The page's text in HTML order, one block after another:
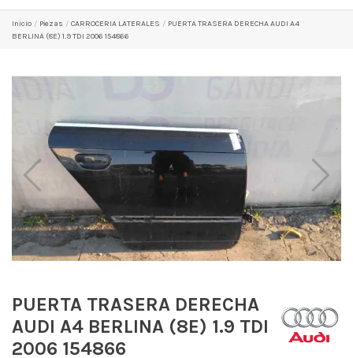
Inicio Pіezas CARROCERIA LATERALES
PUERTA TRASERA DERECHA AUDI A4
BERLINA (8E) 1.9 TDI 2006 154866
PUERTA TRASERA DERECHA
AUDI A4 BERLINA (8E) 1.9 TDI
2006 154866